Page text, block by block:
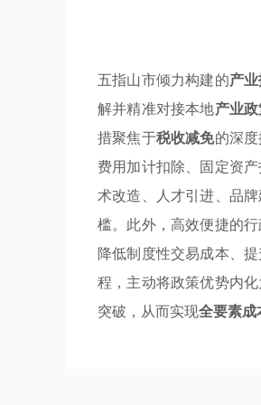
五指山市倾力构建的产
解并精准对接本地产业
措聚焦于税收减免的深
费用加计扣除、固定资
术改造、人才引进、品
槛。此外，高效便捷的
降低制度性交易成本、
程，主动将政策优势内
突破，从而实现全要素成